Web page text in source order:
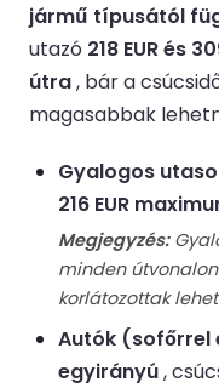
jármű típusától
utazó 218 EUR és
útra, bár a
magasabbak
Gyalogos
216 EUR
Megjegyzés:
minden
korlátozottak
Autók (sofőrrel
egyirányú,